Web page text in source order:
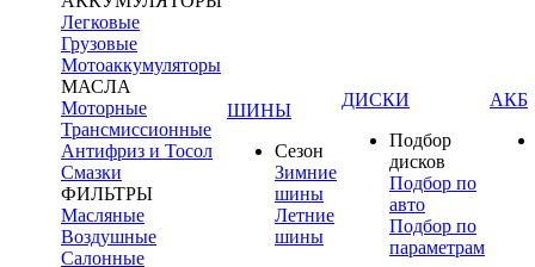
Легковые
Грузовые
Мотоаккумуляторы
МАСЛА
Моторные
Трансмиссионные
Антифриз и Тосол
Смазки
ФИЛЬТРЫ
Масляные
Воздушные
Салонные
ШИНЫ
Сезон
Зимние
шины
Летние
шины
ДИСКИ
Подбор
дисков
Подбор по
авто
Подбор по
параметрам
АКБ